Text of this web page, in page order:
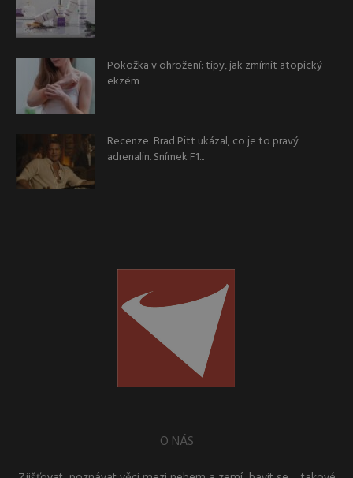
Pokožka v ohrožení: tipy, jak zmírnit atopický
ekzém
Recenze: Brad Pitt ukázal, co je to pravý
adrenalin. Snímek F1...
O NÁS